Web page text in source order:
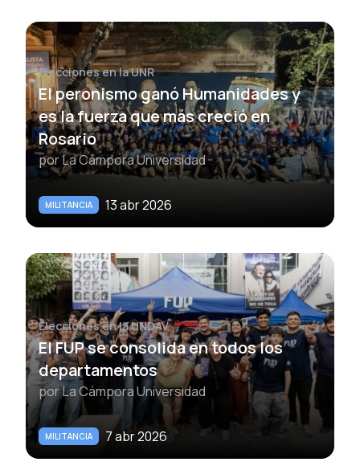
Elecciones en la UNR
El peronismo ganó Humanidades y
es la fuerza que más creció en
Rosario
porLa Cámpora Universidad
MILITANCIA 13 abr 2026
Elecciones en la UNDAV
El FUP se consolida en todos los
departamentos
porLa Cámpora Universidad
MILITANCIA 7 abr 2026